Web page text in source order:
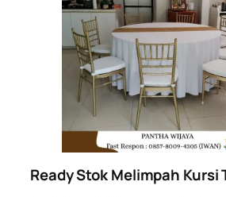
Ready Stok Melimpah Kursi